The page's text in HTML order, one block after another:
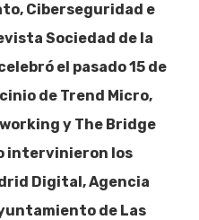
Ciberseguridad e
Sociedad de la
el pasado 15 de
de Trend Micro,
y The Bridge
intervinieron los
Digital, Agencia
de Las